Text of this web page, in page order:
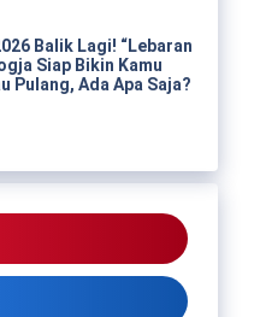
Balik Lagi! “Lebaran
Siap Bikin Kamu
Pulang, Ada Apa Saja?